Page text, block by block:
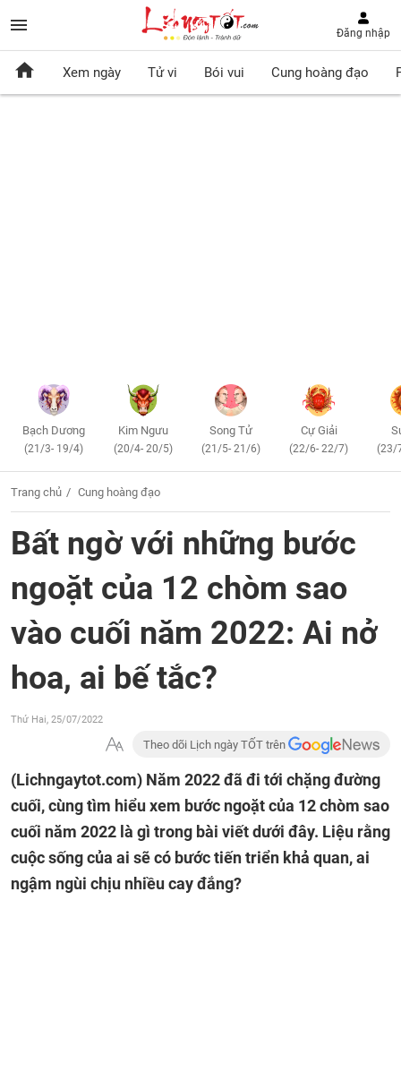
Đăng nhập
Xem ngày Tử vi Bói vui Cung hoàng đạo
Bạch Dương
(21/3- 19/4)
Kim Ngưu
(20/4- 20/5)
Song Tử
(21/5- 21/6)
Cự Giải
(22/6- 22/7) (23/
Trang chủ Cung hoàng đạo
Bất ngờ với những bước
ngoặt của 12 chòm sao
vào cuối năm 2022: Ai nở
hoa, ai bế tắc?
Thứ Hai, 25/07/2022
Theo dõi Lịch ngày TỐT trên
(Lichngaytot.com) Năm 2022 đã đi tới chặng đường
cuối, cùng tìm hiểu xem bước ngoặt của 12 chòm sao
cuối năm 2022 là gì trong bài viết dưới đây. Liệu rằng
cuộc sống của ai sẽ có bước tiến triển khả quan, ai
ngậm ngùi chịu nhiều cay đắng?